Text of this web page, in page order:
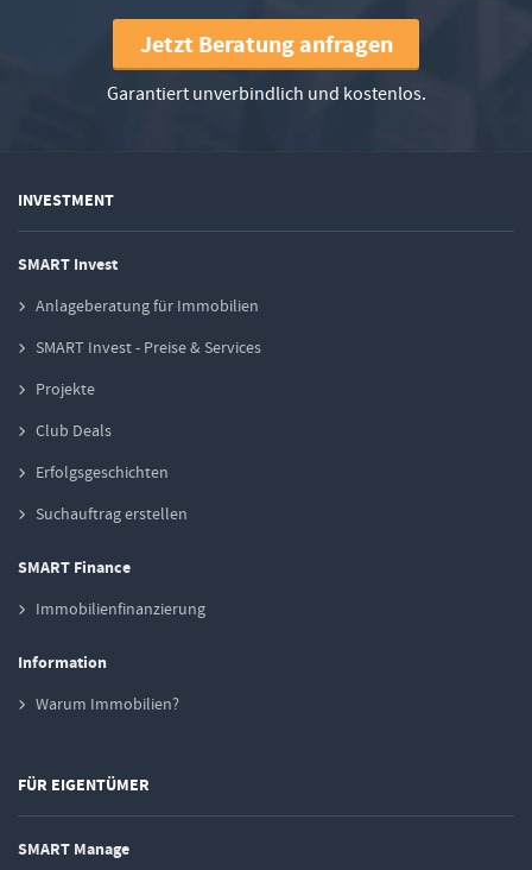
Jetzt Beratung anfragen
Garantiert unverbindlich und kostenlos.
INVESTMENT
SMART Invest
Anlageberatung für Immobilien
SMART Invest - Preise & Services
Projekte
Club Deals
Erfolgsgeschichten
Suchauftrag erstellen
SMART Finance
Immobilienfinanzierung
Information
Warum Immobilien?
FÜR EIGENTÜMER
SMART Manage